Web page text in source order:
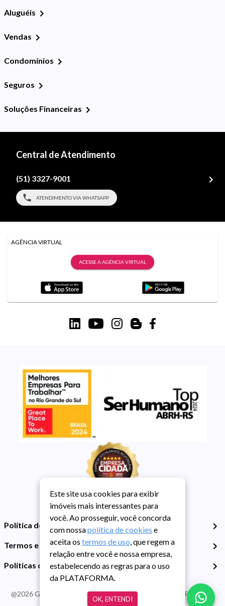
Aluguéis
Vendas
Condomínios
Seguros
Soluções Financeiras
Central de Atendimento
(51) 3327-9001
ATENDIMENTO VIA WHATSAPP
AGÊNCIA VIRTUAL
ACESSE A AGÊNCIA VIRTUAL
Política de Privacidade
Termos e Condições de Uso
Políticas de Cookies
@2026Guarida Imóvel. Todos os direitos reservados. CRECI RS -
413J | CNPJ Guarida: 89.398.606/0001-30
Este site usa cookies para exibir
imóveis mais interessantes para
você. Ao prosseguir, você concorda
com nossapolítica de cookies e
aceita os termos de uso, que regem a
relação entre você e nossa empresa,
estabelecendo as regras para o uso
da PLATAFORMA.
OK, ENTENDI